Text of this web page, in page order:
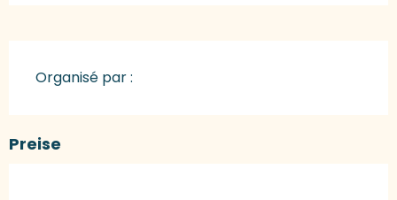
Organisé par :
Preise